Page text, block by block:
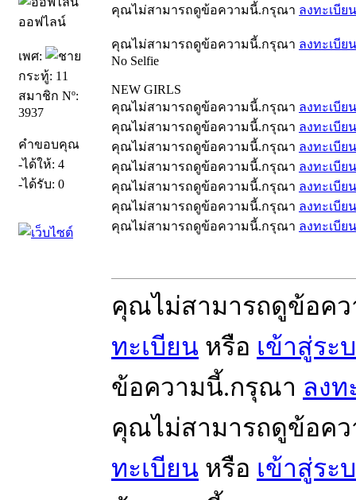
ออฟไลน์
เพศ:
กระทู้: 11
สมาชิก Nº:
3937
คำขอบคุณ
-ได้ให้: 4
-ได้รับ: 0
คุณไม่สามารถดูข้อความนี้.กรุณา ลงทะเบียน
คุณไม่สามารถดูข้อความนี้.กรุณา ลงทะเบียน
No Selfie
NEW GIRLS
คุณไม่สามารถดูข้อความนี้.กรุณา ลงทะเบียน
คุณไม่สามารถดูข้อความนี้.กรุณา ลงทะเบียน
คุณไม่สามารถดูข้อความนี้.กรุณา ลงทะเบียน
คุณไม่สามารถดูข้อความนี้.กรุณา ลงทะเบียน
คุณไม่สามารถดูข้อความนี้.กรุณา ลงทะเบียน
คุณไม่สามารถดูข้อความนี้.กรุณา ลงทะเบียน
คุณไม่สามารถดูข้อความนี้.กรุณา ลงทะเบียน
คุณไม่สามารถดูข้อค
ทะเบียน หรือ เข้าสู่ระ
ข้อความนี้.กรุณา ลงท
คุณไม่สามารถดูข้อค
ทะเบียน หรือ เข้าสู่ระ